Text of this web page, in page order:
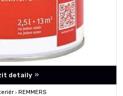
detaily
>REMMERS